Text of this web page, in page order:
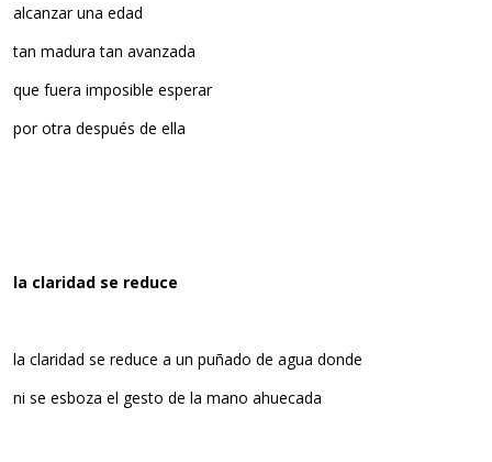
alcanzar una edad
tan madura tan avanzada
que fuera imposible esperar
por otra después de ella
la claridad se reduce
la claridad se reduce a un puñado de agua donde
ni se esboza el gesto de la mano ahuecada